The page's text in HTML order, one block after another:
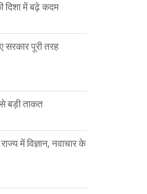
दिशा में बढ़े कदम
पूरी तरह
बड़ी ताकत
में विज्ञान, नवाचार के